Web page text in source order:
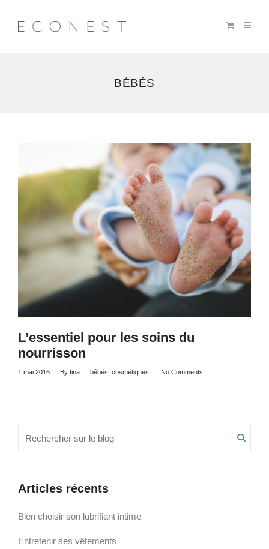
BÉBÉS
L’essentiel pour les soins du
nourrisson
1 mai 2016 By tina bébés cosmétiques No Comments
pour
Articles récents
Bien choisir son lubrifiant intime
Entretenir ses vêtements